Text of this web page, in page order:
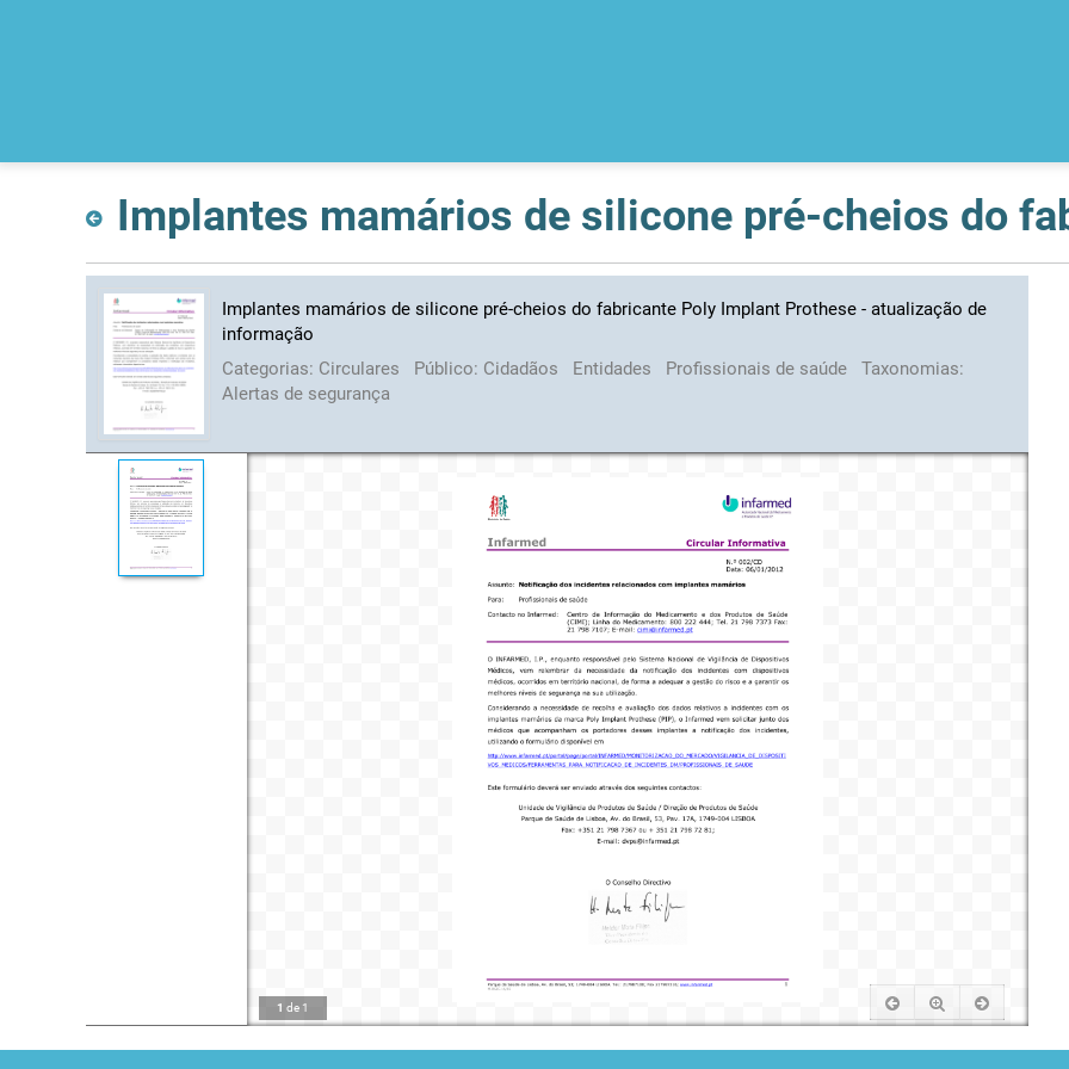
Implantes mamários de silicone pré-cheios do fabricante Poly Implant Prothese - atualização de
informação
Categorias: Circulares Público: Cidadãos Entidades Profissionais de saúde
Taxonomias:
Alertas de segurança
1 de 1